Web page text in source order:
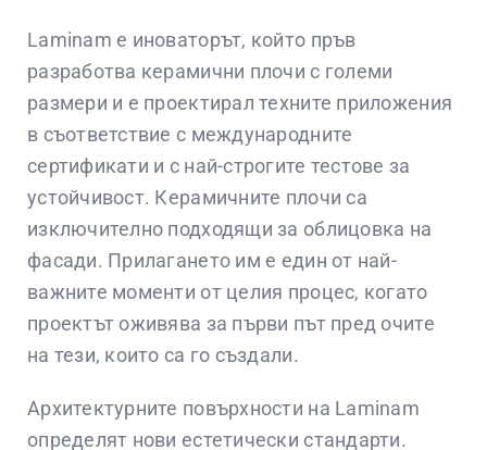
Laminam е иноваторът, който пръв
разработва керамични плочи с големи
размери и е проектирал техните приложения
в съответствие с международните
сертификати и с най-строгите тестове за
устойчивост. Керамичните плочи са
изключително подходящи за облицовка на
фасади. Прилагането им е един от най-
важните моменти от целия процес, когато
проектът оживява за първи път пред очите
на тези, които са го създали.
Архитектурните повърхности на Laminam
определят нови естетически стандарти.